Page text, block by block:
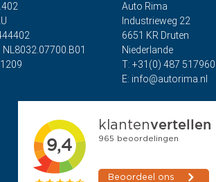
Auto Rima
Industrieweg 22
6651 KR Druten
Niederlande
T: +31(0) 487 517960
E: info@autorima.nl